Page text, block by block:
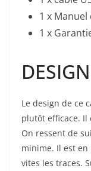
1 x
1 x
DESIGN
Le design de ce
plutôt efficace. Il
On ressent de
minime. Il est
vites les traces.